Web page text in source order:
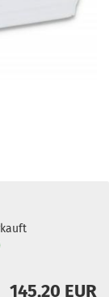
145,20 EUR